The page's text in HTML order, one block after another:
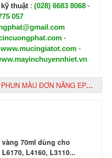
thuật : (028) 6683 8068-
057
-
www.mucingiatot.com-
MÀU ĐƠN NĂNG EPSON L1250 WIFI
70ml dùng cho
L4160, L3110...